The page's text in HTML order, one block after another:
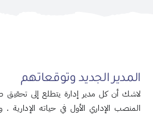
المدير الجديد وتوقعاتهم
لاشك أن كل مدير إدارة يتطلع إلى
المنصب الإداري الأول في حياته